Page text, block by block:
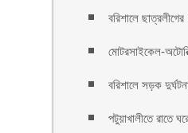
বরিশালে
মোটরসাইকেল-
বরিশালে সড়ক
পটুয়াখালীতে রাতে